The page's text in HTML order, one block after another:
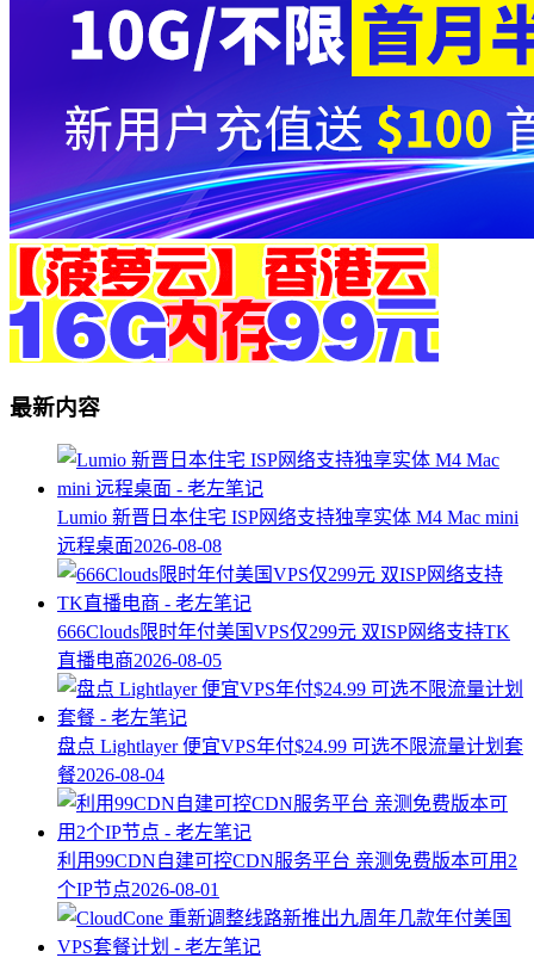
最新内容
Lumio 新晋日本住宅 ISP网络支持独享实体 M4 Mac mini
远程桌面2026-08-08
666Clouds限时年付美国VPS仅299元 双ISP网络支持TK
直播电商2026-08-05
盘点 Lightlayer 便宜VPS年付$24.99 可选不限流量计划套
餐2026-08-04
利用99CDN自建可控CDN服务平台 亲测免费版本可用2
个IP节点2026-08-01